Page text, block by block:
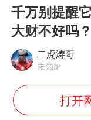
千万别提醒
大财不好吗？
二虎涛哥
未知IP
打开